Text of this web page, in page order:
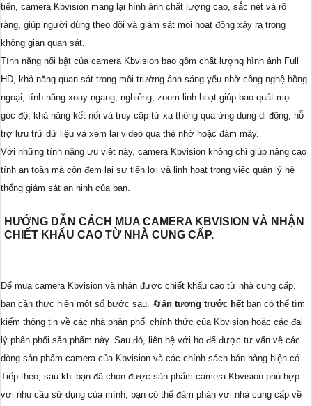
tiến, camera Kbvision mang lại hình ảnh chất lượng cao, sắc nét và rõ
ràng, giúp người dùng theo dõi và giám sát mọi hoạt động xảy ra trong
không gian quan sát.
Tính năng nổi bật của camera Kbvision bao gồm chất lượng hình ảnh Full
HD, khả năng quan sát trong môi trường ánh sáng yếu nhờ công nghệ hồng
ngoại, tính năng xoay ngang, nghiêng, zoom linh hoạt giúp bao quát mọi
góc độ, khả năng kết nối và truy cập từ xa thông qua ứng dụng di động, hỗ
trợ lưu trữ dữ liệu và xem lại video qua thẻ nhớ hoặc đám mây.
Với những tính năng ưu việt này, camera Kbvision không chỉ giúp nâng cao
tính an toàn mà còn đem lại sự tiện lợi và linh hoạt trong việc quản lý hệ
thống giám sát an ninh của bạn.
HƯỚNG DẪN CÁCH MUA CAMERA KBVISION VÀ NHẬN
CHIẾT KHẤU CAO TỪ NHÀ CUNG CẤP.
Để mua camera Kbvision và nhận được chiết khấu cao từ nhà cung cấp,
bạn cần thực hiện một số bước sau. 🔄ấn tượng trước hết bạn có thể tìm
kiếm thông tin về các nhà phân phối chính thức của Kbvision hoặc các đại
lý phân phối sản phẩm này. Sau đó, liên hệ với họ để được tư vấn về các
dòng sản phẩm camera của Kbvision và các chính sách bán hàng hiện có.
Tiếp theo, sau khi bạn đã chọn được sản phẩm camera Kbvision phù hợp
với nhu cầu sử dụng của mình, bạn có thể đàm phán với nhà cung cấp về